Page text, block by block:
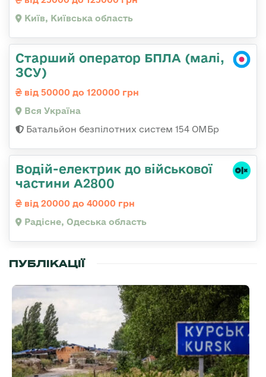
Київ, Київська область
Старший оператор БПЛА (малі,
ЗСУ)
від 50000 до 120000 грн
Вся Україна
Батальйон безпілотних систем 154 ОМБр
Водій-електрик до військової
частини А2800
від 20000 до 40000 грн
Радісне, Одеська область
ПУБЛІКАЦІЇ